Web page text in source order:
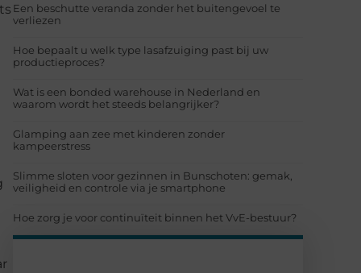
Een beschutte veranda zonder het buitengevoel te
verliezen
Hoe bepaalt u welk type lasafzuiging past bij uw
productieproces?
Wat is een bonded warehouse in Nederland en
waarom wordt het steeds belangrijker?
Glamping aan zee met kinderen zonder
kampeerstress
Slimme sloten voor gezinnen in Bunschoten: gemak,
veiligheid en controle via je smartphone
Hoe zorg je voor continuïteit binnen het VvE-bestuur?